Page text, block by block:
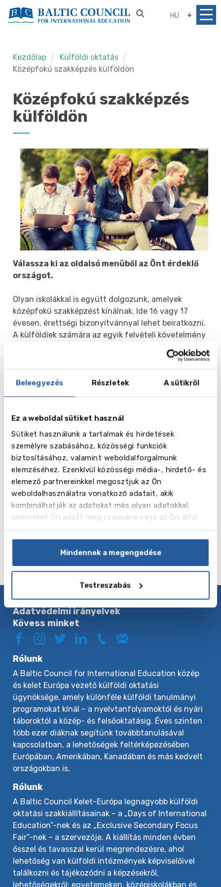
Beleegyezés Részletek A sütikről
Ez a weboldal sütiket használ
Sütiket használunk a tartalmak és hirdetések
személyre szabásához, közösségi funkciók
biztosításához, valamint weboldalforgalmunk
elemzéséhez. Ezenkívül közösségi média-, hirdető- és
elemező partnereinkkel megosztjuk az Ön
weboldalhasználatra vonatkozó adatait, akik
kombinálhatják az adatokat más olyan adatokkal,
amelyeket Ön adott meg számukra vagy az Ön által
Mindennek a megengedése
Testreszabás
HU
Kezdőlap
Külföldi oktatás
Középfokú szakképzés külföldön
Középfokú szakképzés
külföldön
Válassza ki az oldalsó menüből az Önt érdeklő
országot.
Olyan iskolákkal is együtt dolgozunk, amelyek
középfokú szakképzést kínálnak. Ide 16 vagy 17
évesen, érettségi bizonyítvánnyal lehet beiratkozni.
A külföldiek számára az egyik felvételi követelmény
az elismert angol nyelvvizsga (IELTS, TOEFL,
E vizsga eredményétől, a jegyektől és az iskolai
teljesítménytől függően a diáknak 2-3 évbe telhet,
végzettséggel és szakmával rendelkezik, amely
lehetővé teszi számára, hogy továbbtanuljon
egyetemen vagy dolgozni menjen.
A szakiskolák üzleti adminisztráció, informatika,
művészet és tervezés, kora gyermekkori nevelés,
mérnöki, turizmus, környezetvédelem és
állatgondozás, virágkötészet, fodrászat, varieté
művészetek és más szakok területén kínálnak
Adatvédelmi irányelvek
Kövess minket
Rólunk
A Baltic Council for International Education közép
és kelet Európa vezető külföldi oktatási
ügynöksége, amely különféle külföldi tanulmányi
programokat kínál – a nyelvtanfolyamoktól és nyári
táboroktól a közép- és felsőoktatásig. Éves szinten
több ezer diáknak segítünk továbbtanulásával
kapcsolatban, a lehetőségek feltérképezésében
Európában, Amerikában, Kanadában és más kedvelt
országokban is.
Rólunk
A Baltic Council Kelet-Európa legnagyobb külföldi
oktatási szakkiállításainak – a „Days of International
Education”-nek és az „Exclusive Secondary Focus
Fair”-nek – a szervezője. A kiállítás minden évben
ősszel és tavasszal kerül megrendezésre, ahol
lehetőség van külföldi intézmények képviselőivel
találkozni és tájékozódni a képzésekről,
lehetőségekről: egyetemeken, középiskolákban és